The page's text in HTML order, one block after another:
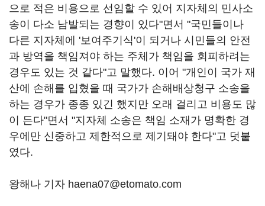
으로 적은 비용으로 선임할 수 있어 지자체의 민사소
송이 다소 남발되는 경향이 있다"면서 "국민들이나
다른 지자체에 '보여주기식'이 되거나 시민들의 안전
과 방역을 책임져야 하는 주체가 책임을 회피하려는
경우도 있는 것 같다"고 말했다. 이어 "개인이 국가 재
산에 손해를 입혔을 때 국가가 손해배상청구 소송을
하는 경우가 종종 있긴 했지만 오래 걸리고 비용도 많
이 든다"면서 "지자체 소송은 책임 소재가 명확한 경
우에만 신중하고 제한적으로 제기돼야 한다"고 덧붙
였다.
왕해나 기자 haena07@etomato.com